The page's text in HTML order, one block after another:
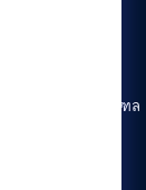
ง เมืองอันหยาง มณฑล